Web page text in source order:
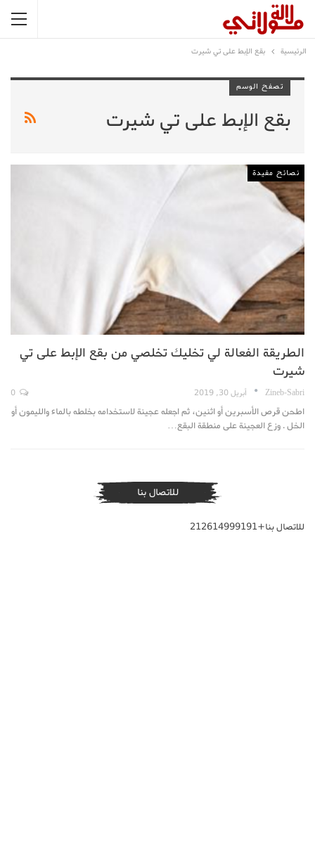
الرئيسية بقع الإبط على تي شيرت
تصفح الوسم
بقع الإبط على تي شيرت
نصائح مفيدة
الطريقة الفعالة لي تخليك تخلصي من بقع الإبط على تي
شيرت
Zineb-Sabri أبريل 30, 2019
اطحن قرص الأسبرين أو اثنين، ثم اجعله عجينة لاستخدامه بخلطه بالماء والليمون أو
الخل . وزع العجينة على منطقة البقع…
للاتصال بنا
للاتصال بنا+212614999191